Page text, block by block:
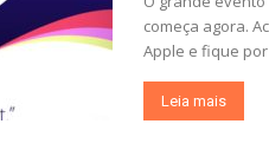
começa agora.
Apple e fique
Leia mais